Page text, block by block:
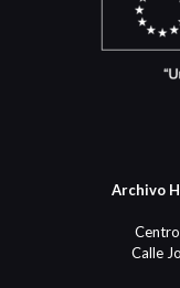
Archivo
Calle